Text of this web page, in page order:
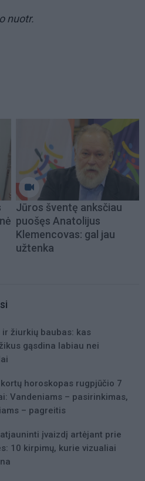
nuotr.
Jūros šventę anksčiau
puošęs Anatolijus
Klemencovas: gal jau
užtenka
ir žiurkių baubas: kas
gąsdina labiau nei
horoskopas rugpjūčio 7
Vandeniams – pasirinkimas,
– pagreitis
įvaizdį artėjant prie
10 kirpimų, kurie vizualiai